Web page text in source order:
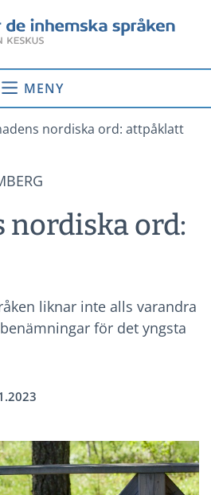
MENY
nordiska ord: attpåklatt
nordiska ord:
liknar inte alls varandra
för det yngsta